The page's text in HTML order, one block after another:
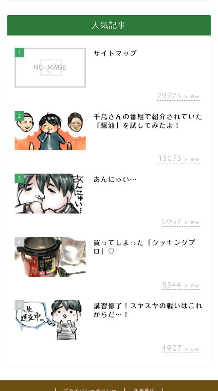
人気記事
1 サイトマップ
29725 view
2
千鳥さんの番組で紹介されていた
「醤油」を試してみたよ！
13073 view
3 あんにゅい…
5957 view
4
買ってしまった「クッキングプ
ロ」♡
5544 view
5
講習修了！スヤスヤの戦いはこれ
からだ…！
4907 view